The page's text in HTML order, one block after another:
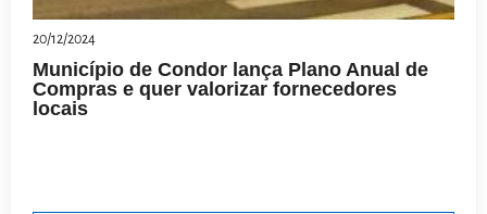
20/12/2024
Município de Condor lança Plano Anual de
Compras e quer valorizar fornecedores
locais